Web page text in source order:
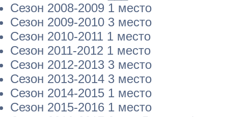
Сезон 2008-2009 1 место
Сезон 2009-2010 3 место
Сезон 2010-2011 1 место
Сезон 2011-2012 1 место
Сезон 2012-2013 3 место
Сезон 2013-2014 3 место
Сезон 2014-2015 1 место
Сезон 2015-2016 1 место